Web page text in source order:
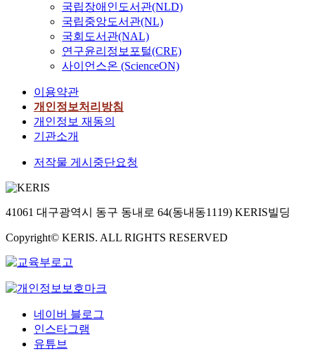
국립장애인도서관(NLD)
국립중앙도서관(NL)
국회도서관(NAL)
연구윤리정보포털(CRE)
사이언스온 (ScienceON)
이용약관
개인정보처리방침
개인정보 재동의
기관소개
저작물 게시중단요청
41061 대구광역시 동구 동내로 64(동내동1119) KERIS빌딩
Copyright© KERIS. ALL RIGHTS RESERVED
네이버 블로그
인스타그램
유튜브